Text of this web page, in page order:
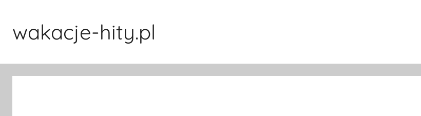
treściwakacje-hity.pl